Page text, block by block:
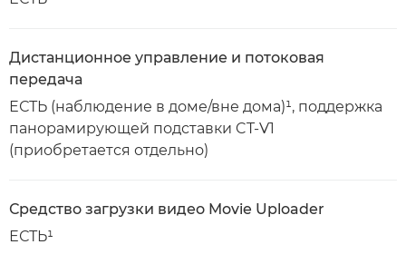
Дистанционное управление и потоковая
передача
ЕСТЬ (наблюдение в доме/вне дома)¹, поддержка
панорамирующей подставки CT-V1
(приобретается отдельно)
Средство загрузки видео Movie Uploader
ЕСТЬ¹